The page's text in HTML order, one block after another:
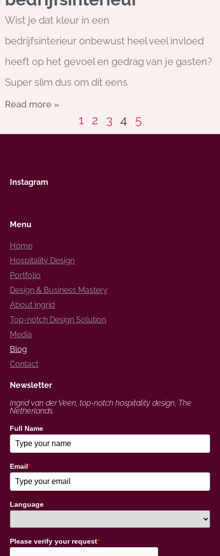
Wist je dat kleur in een
bedrijfsinterieur onbewust heel veel invloed
heeft op het gevoel en gedrag van je gasten?
Super slim dus om dit eens
Read more »
1 2 3 4 5
Newsletter
Ingrid van der Veen, top-notch hospitality design, The
Netherlands.
Full Name
Email*
Language
Please verify your request*
Menu
Home
Hospitality Design
Portfolio
Design & Business Mastery
About Ingrid
Top-notch Design Solution
Media
Blog
Contact
Instagram